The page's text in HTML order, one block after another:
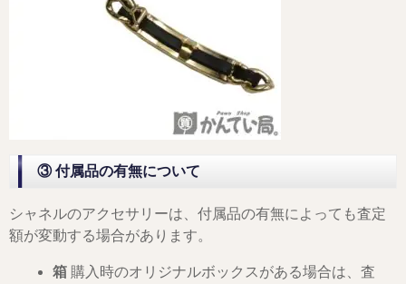
③ 付属品の有無について
シャネルのアクセサリーは、付属品の有無によっても査定
額が変動する場合があります。
箱 購入時のオリジナルボックスがある場合は、査